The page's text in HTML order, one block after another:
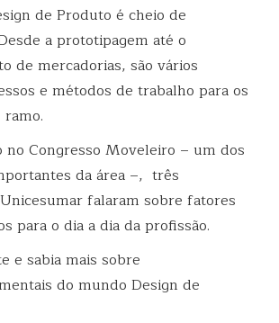
de Produto é cheio de
a prototipagem até o
de mercadorias, são vários
e métodos de trabalho para os
no Congresso Moveleiro – um dos
da área –, três
falaram sobre fatores
para o dia a dia da profissão.
e sabia mais sobre
do mundo Design de